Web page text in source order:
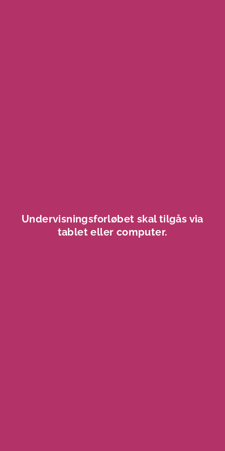
Undervisningsforløbet skal tilgås via
tablet eller computer.